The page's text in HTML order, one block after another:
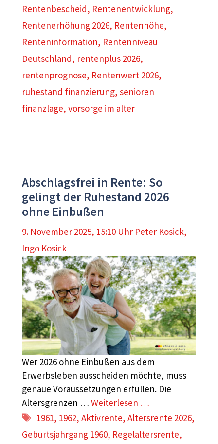
Rentenbescheid, Rentenentwicklung,
Rentenerhöhung 2026, Rentenhöhe,
Renteninformation, Rentenniveau
Deutschland, rentenplus 2026,
rentenprognose, Rentenwert 2026,
ruhestand finanzierung, senioren
finanzlage, vorsorge im alter
Abschlagsfrei in Rente: So
gelingt der Ruhestand 2026
ohne Einbußen
9. November 2025, 15:10 Uhr Peter Kosick,
Ingo Kosick
Wer 2026 ohne Einbußen aus dem
Erwerbsleben ausscheiden möchte, muss
genaue Voraussetzungen erfüllen. Die
Altersgrenzen … Weiterlesen …
Schlagwörter
1961, 1962,Aktivrente,Altersrente 2026,
Geburtsjahrgang 1960, Regelaltersrente,